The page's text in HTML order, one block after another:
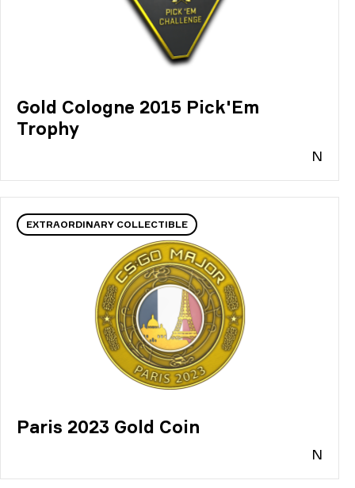
Gold Cologne 2015 Pick'Em
Trophy
N
EXTRAORDINARY COLLECTIBLE
Paris 2023 Gold Coin
N